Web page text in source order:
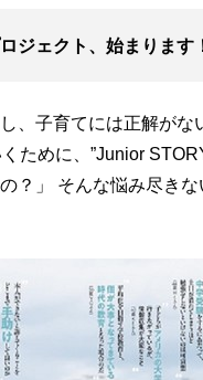
ジェクト、始まります
、子育てには正解がな
ために、”Junior
？」 そんな悩み尽き